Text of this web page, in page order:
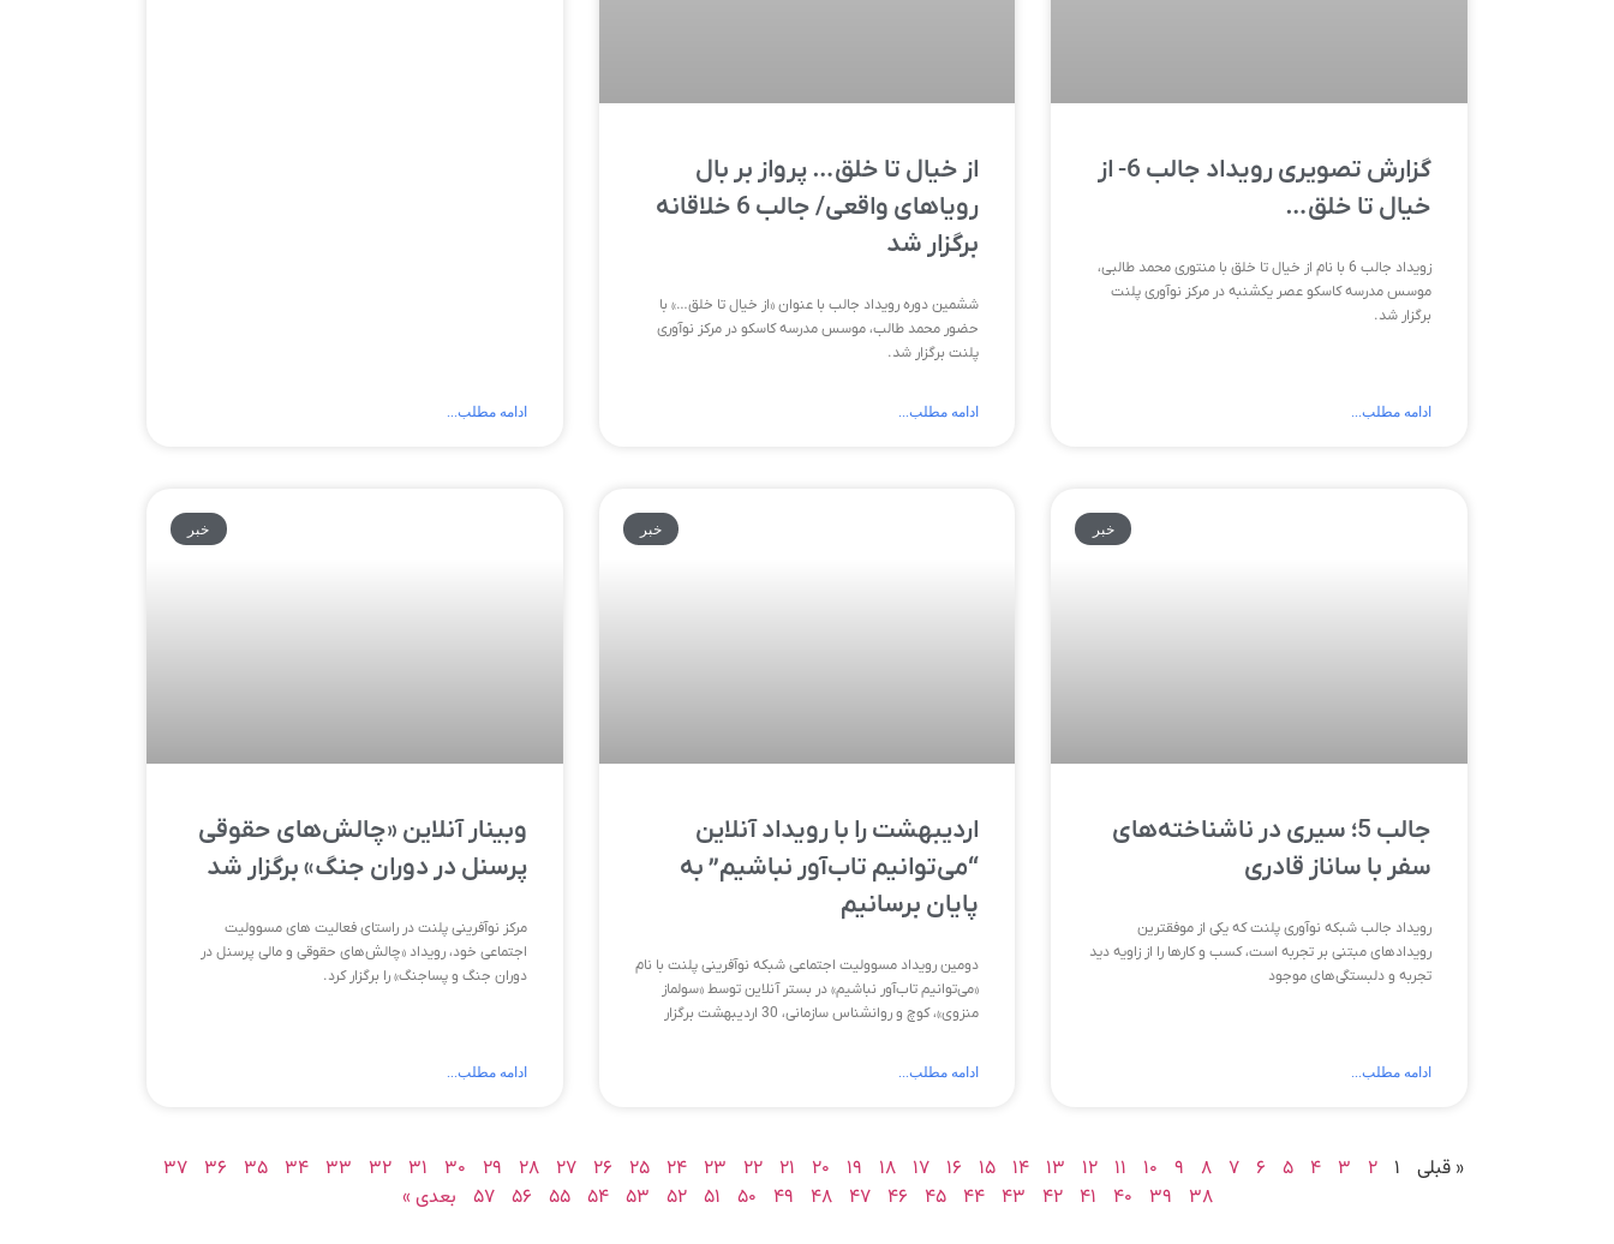
گزارش تصویری رویداد جالب 6- از
خیال تا خلق…
زویداد جالب 6 با نام از خیال تا خلق با منتوری محمد طالبی،
موسس مدرسه کاسکو عصر یکشنبه در مرکز نوآوری پلنت
برگزار شد.
ادامه مطلب...
از خیال تا خلق… پرواز بر بال
رویاهای واقعی/ جالب 6 خلاقانه
برگزار شد
ششمین دوره رویداد جالب با عنوان «از خیال تا خلق…» با
حضور محمد طالب، موسس مدرسه کاسکو در مرکز نوآوری
پلنت برگزار شد.
ادامه مطلب... ادامه مطلب...
خبر
جالب 5؛ سیری در ناشناخته‌های
سفر با ساناز قادری
رویداد جالب شبکه نوآوری پلنت که یکی از موفقترین
رویدادهای مبتنی بر تجربه است، کسب و کارها را از زاویه دید
تجربه و دلبستگی‌های موجود
ادامه مطلب...
خبر
اردیبهشت را با رویداد آنلاین
“می‌توانیم تاب‌آور نباشیم” به
پایان برسانیم
دومین رویداد مسوولیت اجتماعی شبکه نوآفرینی پلنت با نام
«می‌‌توانیم تاب‌آور نباشیم» در بستر آنلاین توسط «سولماز
منزوی»، کوچ و روانشناس سازمانی، 30 اردیبهشت برگزار
ادامه مطلب...
خبر
وبینار آنلاین «چالش‌های حقوقی
پرسنل در دوران جنگ» برگزار شد
مرکز نوآفرینی پلنت در راستای فعالیت های مسوولیت
اجتماعی خود، رویداد «چالش‌های حقوقی و مالی پرسنل در
دوران جنگ و پساجنگ» را برگزار کرد.
ادامه مطلب...
« قبلی ۱ ۲ ۳ ۴ ۵ ۶ ۷ ۸ ۹ ۱۰ ۱۱ ۱۲ ۱۳ ۱۴ ۱۵ ۱۶ ۱۷ ۱۸ ۱۹ ۲۰ ۲۱ ۲۲ ۲۳ ۲۴ ۲۵ ۲۶ ۲۷ ۲۸ ۲۹ ۳۰ ۳۱ ۳۲ ۳۳ ۳۴ ۳۵ ۳۶
۳۷
۳۸
۳۹ ۴۰ ۴۱ ۴۲ ۴۳ ۴۴ ۴۵ ۴۶ ۴۷ ۴۸ ۴۹ ۵۰ ۵۱ ۵۲ ۵۳ ۵۴ ۵۵ ۵۶ ۵۷ بعدی »